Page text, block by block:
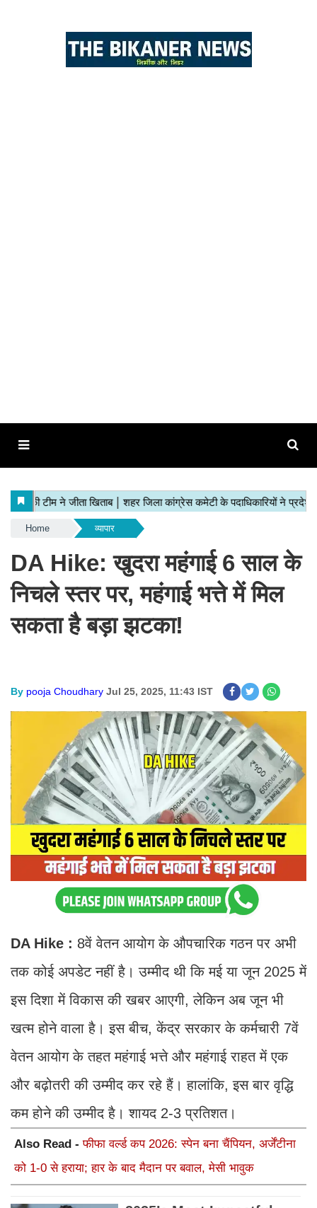
Home व्यापार
DA Hike: खुदरा महंगाई 6 साल के
निचले स्तर पर, महंगाई भत्ते में मिल
सकता है बड़ा झटका!
By pooja Choudhary Jul 25, 2025, 11:43 IST
DA Hike : 8वें वेतन आयोग के औपचारिक गठन पर अभी
तक कोई अपडेट नहीं है। उम्मीद थी कि मई या जून 2025 में
इस दिशा में विकास की खबर आएगी, लेकिन अब जून भी
खत्म होने वाला है। इस बीच, केंद्र सरकार के कर्मचारी 7वें
वेतन आयोग के तहत महंगाई भत्ते और महंगाई राहत में एक
और बढ़ोतरी की उम्मीद कर रहे हैं। हालांकि, इस बार वृद्धि
कम होने की उम्मीद है। शायद 2-3 प्रतिशत।
Also Read -फीफा वर्ल्ड कप 2026: स्पेन बना चैंपियन, अर्जेंटीना
को 1-0 से हराया; हार के बाद मैदान पर बवाल, मेसी भावुक